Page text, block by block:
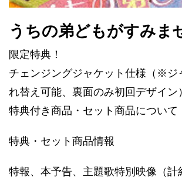
うちの弟どもがすみま
限定特典！
チェンジングジャケット仕様（※ジ
れ替え可能、裏面のみ初回デザイン
特典付き商品・セット商品について
特典・セット商品情報
特報、本予告、主題歌特別映像（計